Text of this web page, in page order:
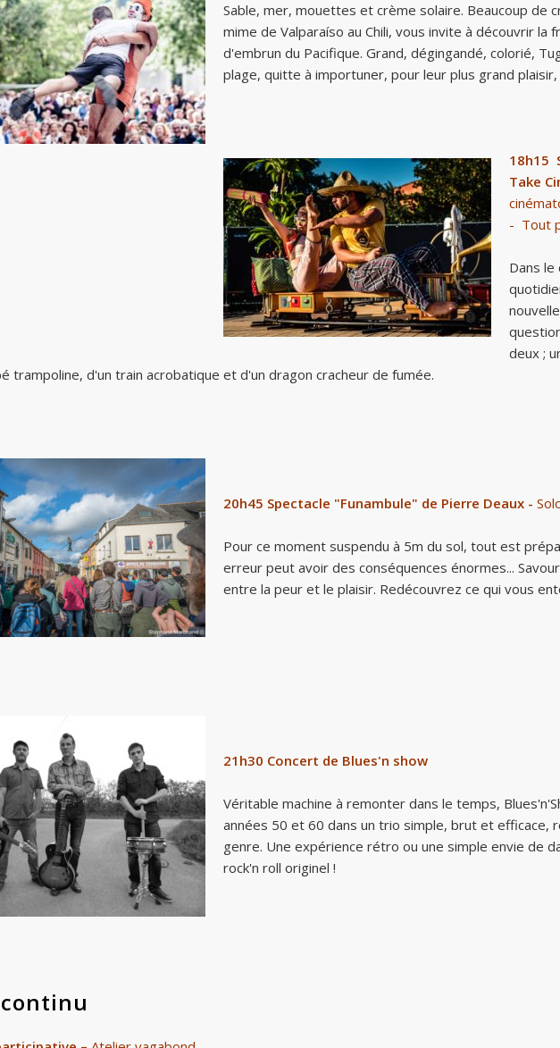
Sable, mer, mouettes et crème solaire. Beaucoup de
mime de Valparaíso au Chili, vous invite à découvrir la
d'embrun du Pacifique. Grand, dégingandé, colorié,
plage, quitte à importuner, pour leur plus grand
18h15
Take
- Tout
Dans le
deux ;
trampoline, d'un train acrobatique et d'un dragon cracheur de fumée.
20h45 Spectacle "Funambule" de Pierre Deaux -
Pour ce moment suspendu à 5m du sol, tout est
erreur peut avoir des conséquences énormes...
entre la peur et le plaisir. Redécouvrez ce qui vous
21h30 Concert de Blues'n show
Véritable machine à remonter dans le temps,
années 50 et 60 dans un trio simple, brut et efficace,
genre. Une expérience rétro ou une simple envie de
rock'n roll originel !